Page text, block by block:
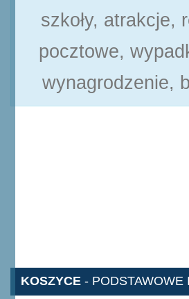
szkoły, atrakcje,
pocztowe,
wynagrodzenie,
KOSZYCE - PODSTAWOWE